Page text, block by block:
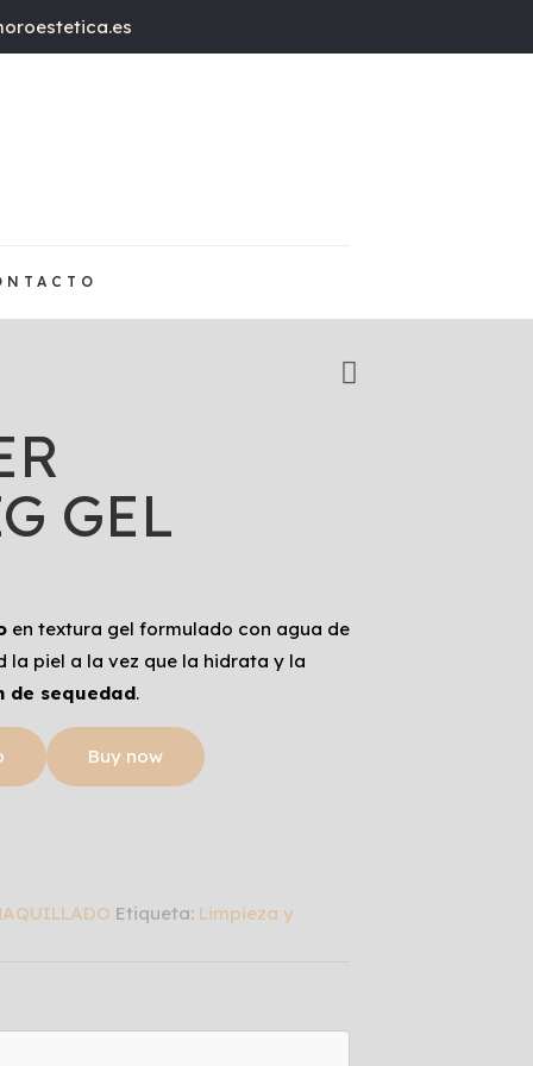
GEL
en textura gel formulado con agua de
la piel a la vez que la hidrata y la
de sequedad.
Buy now
Etiqueta: Limpieza y